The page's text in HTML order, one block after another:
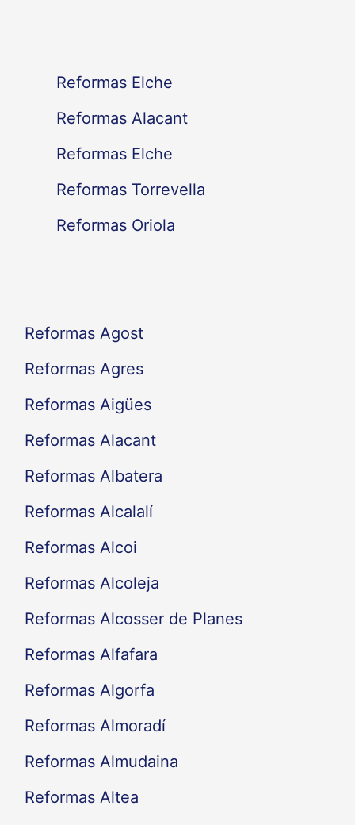
Reformas Elche
Reformas Alacant
Reformas Elche
Reformas Torrevella
Reformas Oriola
Reformas Agost
Reformas Agres
Reformas Aigües
Reformas Alacant
Reformas Albatera
Reformas Alcalalí
Reformas Alcoi
Reformas Alcoleja
Reformas Alcosser de Planes
Reformas Alfafara
Reformas Algorfa
Reformas Almoradí
Reformas Almudaina
Reformas Altea